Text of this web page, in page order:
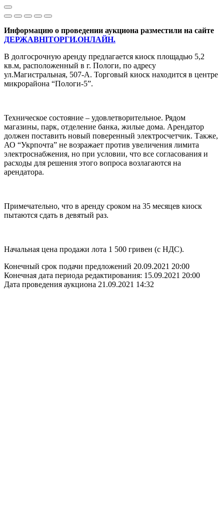
Информацию о проведении аукциона разместили на сайте
ДЕРЖАВНІТОРГИ.ОНЛАЙН.
В долгосрочную аренду предлагается киоск площадью 5,2
кв.м, расположенный в г. Пологи, по адресу
ул.Магистральная, 507-А. Торговый киоск находится в центре
микрорайона “Пологи-5”.
Техническое состояние – удовлетворительное. Рядом
магазины, парк, отделение банка, жилые дома. Арендатор
должен поставить новый поверенный электросчетчик. Также,
АО “Укрпочта” не возражает против увеличения лимита
электроснабжения, но при условии, что все согласования и
расходы для решения этого вопроса возлагаются на
арендатора.
Примечательно, что в аренду сроком на 35 месяцев киоск
пытаются сдать в девятый раз.
Начальная цена продажи лота 1 500 гривен (с НДС).
Конечный срок подачи предложений 20.09.2021 20:00
Конечная дата периода редактирования: 15.09.2021 20:00
Дата проведения аукциона 21.09.2021 14:32